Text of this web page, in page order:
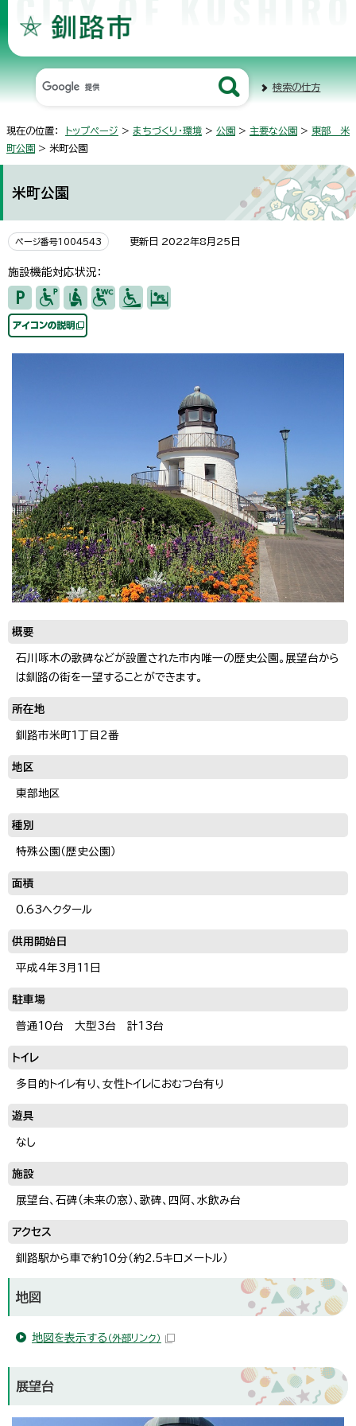
検索の仕方
現在の位置： トップページ > まちづくり・環境 > 公園 > 主要な公園 > 東部 米
町公園 > 米町公園
米町公園
ページ番号1004543 更新日 2022年8月25日
施設機能対応状況：
概要
石川啄木の歌碑などが設置された市内唯一の歴史公園。展望台から
は釧路の街を一望することができます。
所在地
釧路市米町1丁目2番
地区
東部地区
種別
特殊公園（歴史公園）
面積
0.63ヘクタール
供用開始日
平成4年3月11日
駐車場
普通10台 大型3台 計13台
トイレ
多目的トイレ有り、女性トイレにおむつ台有り
遊具
なし
施設
展望台、石碑（未来の窓）、歌碑、四阿、水飲み台
アクセス
釧路駅から車で約10分（約2.5キロメートル）
地図
地図を表示する （外部リンク）
展望台